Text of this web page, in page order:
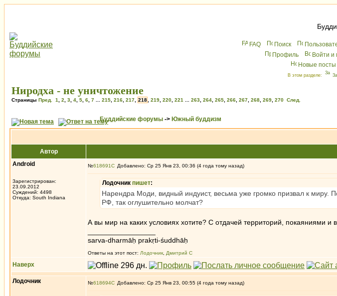
FAQ Поиск
Профиль
Войти и
Новые посты
В этом разделе:
Ниродха - не уничтожение
Страницы Пред. 1 2 3 4 5 6 7 215 216 217 218 219 220 221 263 264 265 266 267 268 269 270 След.
Буддийские форумы -> Южный буддизм
Автор
Android
Зарегистрирован:
23.09.2012
Суждений: 4498
Откуда: South Indiana
№618691 Добавлено: Ср 25 Янв 23, 00:36 (4 года тому назад)
Лодочник пишет:
Нарендра Моди, видный индуист, весьма уже громко призвал к миру.
РФ, так оглушительно молчат?
А вы мир на каких условиях хотите? С отдачей территорий, покаяниями
sarva-dharmāḥ prakṛti-śuddhāḥ
Ответы на этот пост: Лодочник Дмитрий С
Наверх
Лодочник №618694 Добавлено: Ср 25 Янв 23, 00:55 (4 года тому назад)